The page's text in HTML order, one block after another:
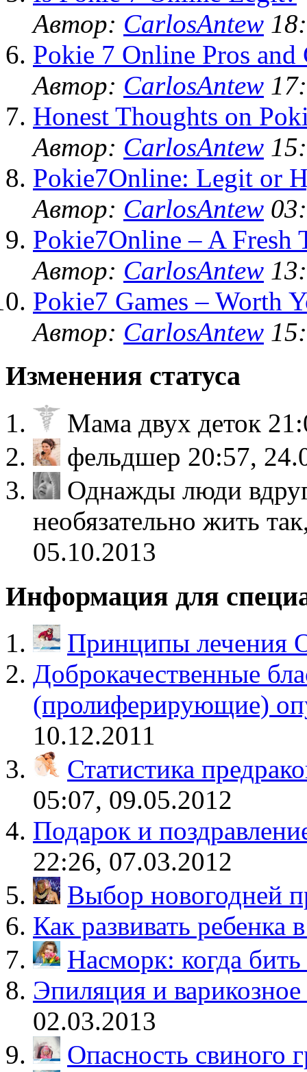
Автор: CarlosAntew
Pokie 7 Online Pros and
Автор: CarlosAntew
Honest Thoughts on
Автор: CarlosAntew
Pokie7Online: Legit or
Автор: CarlosAntew
Pokie7Online – A Fresh
Автор: CarlosAntew
Pokie7 Games – Worth
Автор: CarlosAntew
Изменения статуса
Мама двух деток
фельдшер 20:57,
Однажды люди
необязательно жить
05.10.2013
Информация для
Принципы лечения
Доброкачественные
(пролиферирующие)
10.12.2011
Статистика
05:07, 09.05.2012
Подарок и
22:26, 07.03.2012
Выбор новогодней
Как развивать ребенка
Насморк: когда бить
Эпиляция и
02.03.2013
Опасность свиного